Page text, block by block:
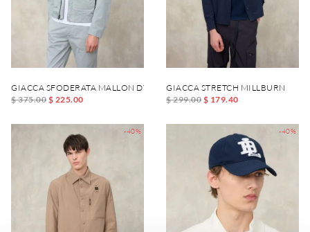
GIACCA SFODERATA MALLON DYED
$ 375.00 $ 225.00
GIACCA STRETCH MILLBURN
$ 299.00 $ 179.40
-40% -40%